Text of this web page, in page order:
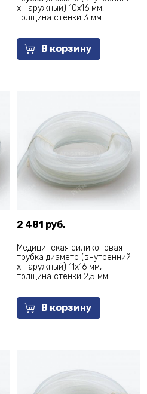
х наружный) 10х16 мм,
толщина стенки 3 мм
В корзину
2 481 руб.
Медицинская силиконовая
трубка диаметр (внутренний
х наружный) 11х16 мм,
толщина стенки 2,5 мм
В корзину